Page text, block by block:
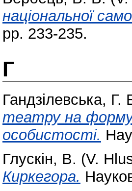
національної
pp. 233-235.
Г
Гандзілевська,
театру на
особистості.
Глускін, В. (V.
Киркегора.